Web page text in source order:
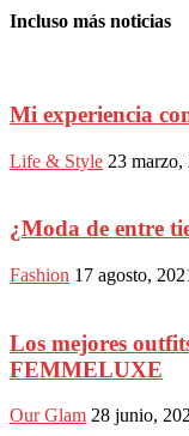
Incluso más noticias
Mi experiencia
Life & Style 23 marzo,
¿Moda de entre
Fashion 17 agosto,
Los mejores
FEMMELUXE
Our Glam 28 junio,